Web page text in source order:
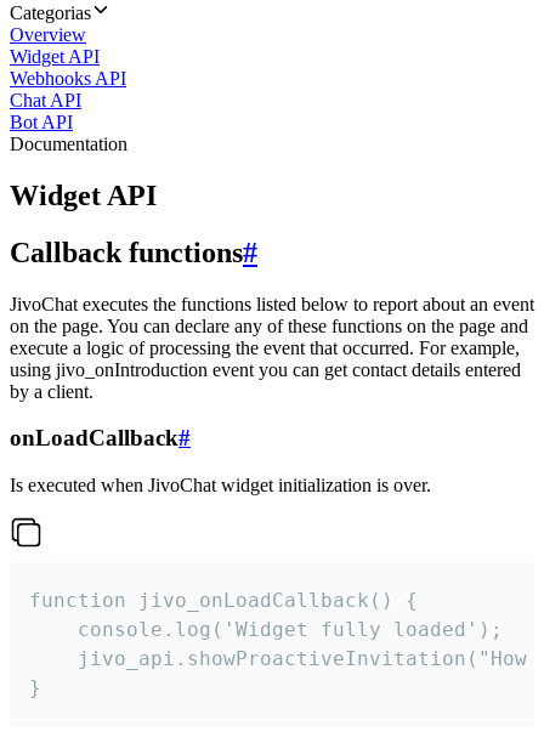
Categorias
Overview
Widget API
Webhooks API
Chat API
Bot API
Documentation
Widget API
Callback functions#
JivoChat executes the functions listed below to report about an event
on the page. You can declare any of these functions on the page and
execute a logic of processing the event that occurred. For example,
using jivo_onIntroduction event you can get contact details entered
by a client.
onLoadCallback#
Is executed when JivoChat widget initialization is over.
function jivo_onLoadCallback() {
    console.log('Widget fully loaded');
jivo_api.showProactiveInvitation("How
}